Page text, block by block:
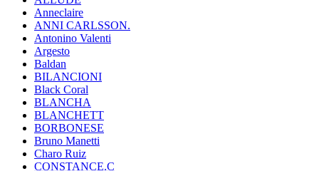
Anneclaire
ANNI CARLSSON.
Antonino Valenti
Argesto
Baldan
BILANCIONI
Black Coral
BLANCHA
BLANCHETT
BORBONESE
Bruno Manetti
Charo Ruiz
CONSTANCE.C